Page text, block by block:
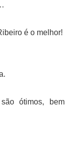
é o melhor!
ótimos, bem